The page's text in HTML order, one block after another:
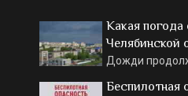
Какая
Челябинской
Дожди
Беспилотная